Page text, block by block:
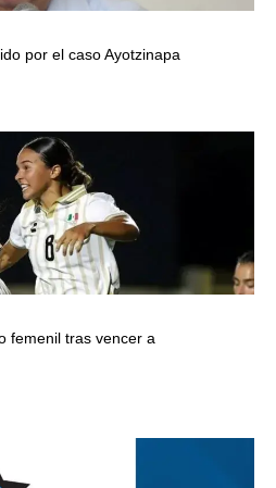
por el caso Ayotzinapa
femenil tras vencer a